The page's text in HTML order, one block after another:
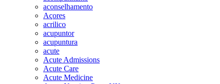
aconselhamento
Açores
acrilico
acupuntor
acupuntura
acute
Acute Admissions
Acute Care
Acute Medicine